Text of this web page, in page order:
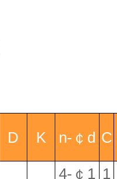
D K n- ￠ d C
4- ￠ 1 1